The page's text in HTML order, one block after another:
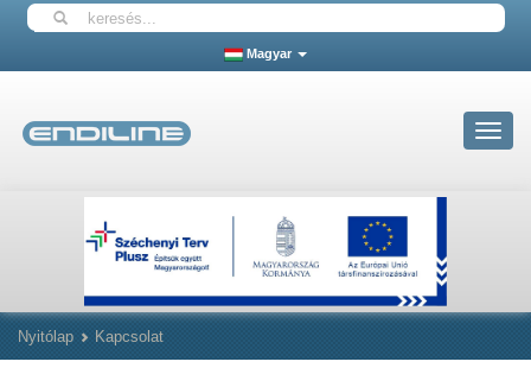
Magyar
Toggle
Nyitólap Kapcsolat